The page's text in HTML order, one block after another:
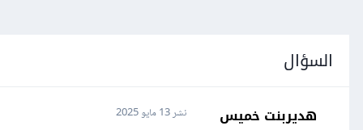
السؤال
هديربنت خميس نشر13 مايو 2025